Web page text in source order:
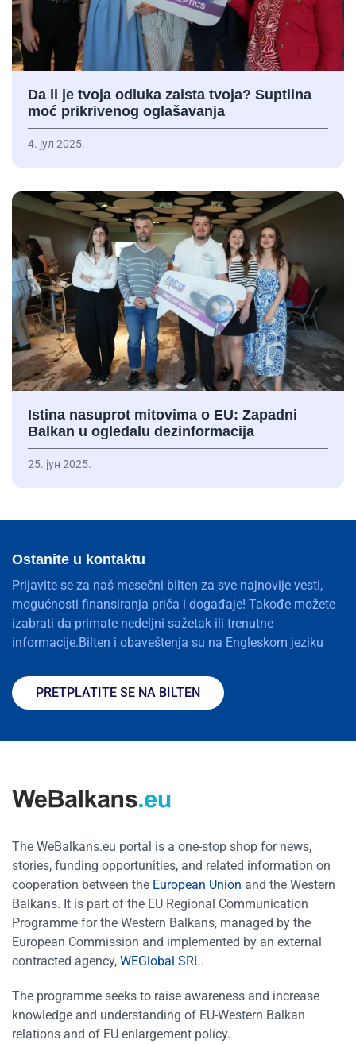
Da li je tvoja odluka zaista tvoja? Suptilna
moć prikrivenog oglašavanja
4. јул 2025.
Istina nasuprot mitovima o EU: Zapadni
Balkan u ogledalu dezinformacija
25. јун 2025.
Ostanite u kontaktu
Prijavite se za naš mesečni bilten za sve najnovije vesti,
mogućnosti finansiranja priča i događaje! Takođe možete
izabrati da primate nedeljni sažetak ili trenutne
informacije.Bilten i obaveštenja su na Engleskom jeziku
PRETPLATITE SE NA BILTEN
The WeBalkans.eu portal is a one-stop shop for news,
stories, funding opportunities, and related information on
cooperation between the European Union and the Western
Balkans. It is part of the EU Regional Communication
Programme for the Western Balkans, managed by the
European Commission and implemented by an external
contracted agency, WEGlobal SRL.
The programme seeks to raise awareness and increase
knowledge and understanding of EU-Western Balkan
relations and of EU enlargement policy.